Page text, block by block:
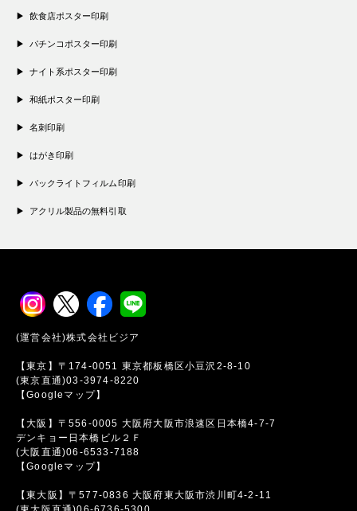
飲食店ポスター印刷
パチンコポスター印刷
ナイト系ポスター印刷
和紙ポスター印刷
名刺印刷
はがき印刷
バックライトフィルム印刷
アクリル製品の無料引取
(運営会社)株式会社ビジア
【東京】〒174-0051 東京都板橋区小豆沢2-8-10
(東京直通)03-3974-8220
【Googleマップ】
【大阪】〒556-0005 大阪府大阪市浪速区日本橋4-7-7
デンキョー日本橋ビル２Ｆ
(大阪直通)06-6533-7188
【Googleマップ】
【東大阪】〒577-0836 大阪府東大阪市渋川町4-2-11